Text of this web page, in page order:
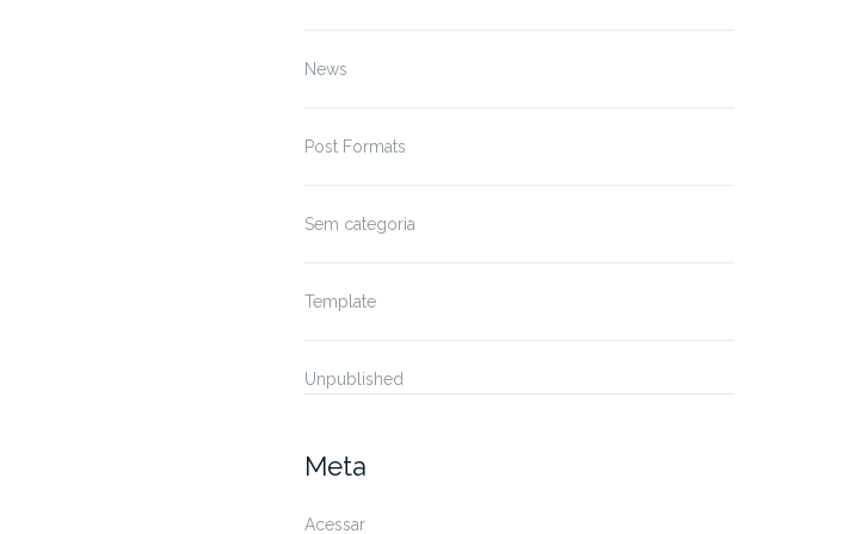
News
Post Formats
Sem categoria
Template
Unpublished
Meta
Acessar